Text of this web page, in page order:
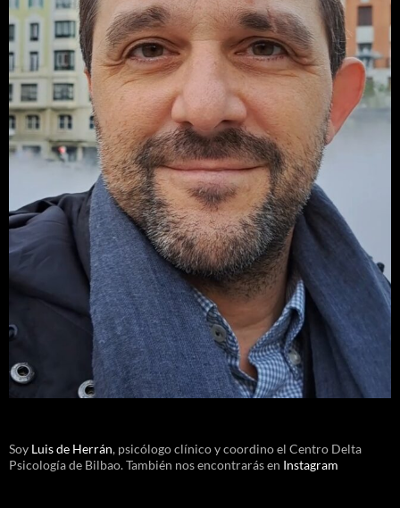
Soy Luis de Herrán, psicólogo clínico y coordino el Centro Delta
Psicología de Bilbao. También nos encontrarás en Instagram